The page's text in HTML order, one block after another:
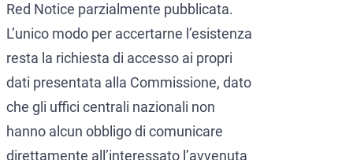
Red Notice parzialmente pubblicata.
L’unico modo per accertarne l’esistenza
resta la richiesta di accesso ai propri
dati presentata alla Commissione, dato
che gli uffici centrali nazionali non
hanno alcun obbligo di comunicare
direttamente all’interessato l’avvenuta